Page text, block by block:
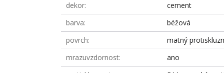
dekor
cement
barva
béžová
povrch
matný
mrazuvzdornost
ano